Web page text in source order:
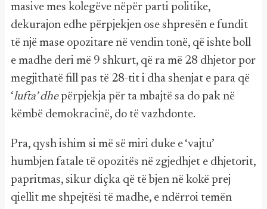
masive mes kolegëve nëpër parti politike,
dekurajon edhe përpjekjen ose shpresën e fundit
të një mase opozitare në vendin tonë, që ishte boll
e madhe deri më 9 shkurt, që ra më 28 dhjetor por
megjithatë fill pas të 28-tit i dha shenjat e para që
‘lufta’ dhepërpjekja për ta mbajtë sa do pak në
këmbë demokracinë, do të vazhdonte.
Pra, qysh ishim si më së miri duke e ‘vajtu’
humbjen fatale të opozitës në zgjedhjet e dhjetorit,
papritmas, sikur diçka që të bjen në kokë prej
qiellit me shpejtësi të madhe, e ndërroi temën